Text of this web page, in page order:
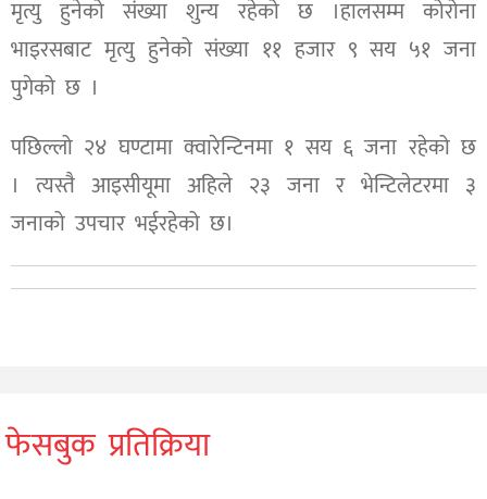
मृत्यु हुनेको संख्या शुन्य रहेको छ ।हालसम्म कोरोना
भाइरसबाट मृत्यु हुनेको संख्या ११ हजार ९ सय ५१ जना
पुगेको छ ।
पछिल्लो २४ घण्टामा क्वारेन्टिनमा १ सय ६ जना रहेको छ
। त्यस्तै आइसीयूमा अहिले २३ जना र भेन्टिलेटरमा ३
जनाको उपचार भईरहेको छ।
फेसबुक प्रतिक्रिया